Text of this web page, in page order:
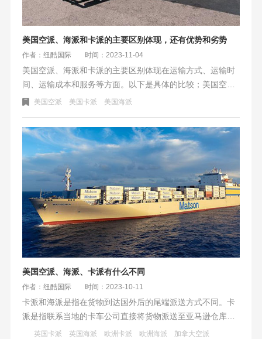
美国空派、海派和卡派的主要区别体现，还有优势和劣势
作者：纽酷国际 时间：2023-11-04
美国空派、海派和卡派的主要区别体现在运输方式、运输时
间、运输成本和服务等方面。以下是具体的比较；美国空
派、海派和卡派各有优势和劣势，以下是对它们的概括；以
种因素如货物的性质、运输距离、时效要求等都可能影响对
运输方式的选择。因此，建议在选择时综合考虑各种因素，
以选择最适合的运输方式。
美国空派 美国卡派 美国海派
美国空派、海派、卡派有什么不同
作者：纽酷国际 时间：2023-10-11
卡派和海派是指在货物到达国外后的尾端派送方式不同。卡
派是指联系当地的卡车公司直接将货物派送至亚马逊仓库，
适合大货中转入仓，对货物尺寸重量没有过多限制，丢件率
英国卡派 英国海派 欧洲卡派 欧洲海派
加拿大空派